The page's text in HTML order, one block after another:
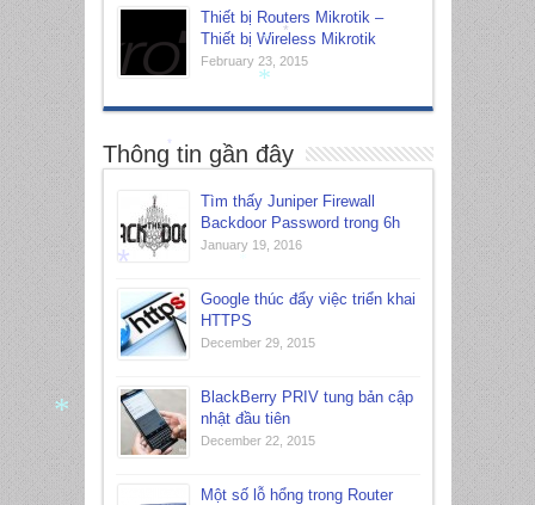
Thiết bị Routers Mikrotik –
Thiết bị Wireless Mikrotik
February 23, 2015
Thông tin gần đây
Tìm thấy Juniper Firewall
Backdoor Password trong 6h
January 19, 2016
Google thúc đẩy việc triển khai
HTTPS
December 29, 2015
BlackBerry PRIV tung bản cập
nhật đầu tiên
December 22, 2015
Một số lỗ hổng trong Router
*
*
*
*
*